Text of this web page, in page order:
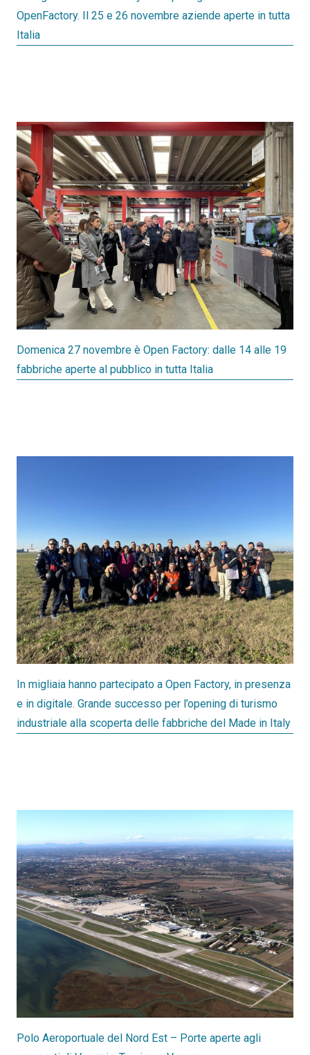
OpenFactory. Il 25 e 26 novembre aziende aperte in tutta
Italia
Domenica 27 novembre è Open Factory: dalle 14 alle 19
fabbriche aperte al pubblico in tutta Italia
In migliaia hanno partecipato a Open Factory, in presenza
e in digitale. Grande successo per l’opening di turismo
industriale alla scoperta delle fabbriche del Made in Italy
Polo Aeroportuale del Nord Est – Porte aperte agli